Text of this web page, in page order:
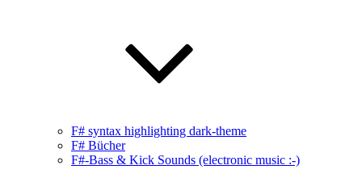
F# syntax highlighting dark-theme
F# Bücher
F#-Bass & Kick Sounds (electronic music :-)